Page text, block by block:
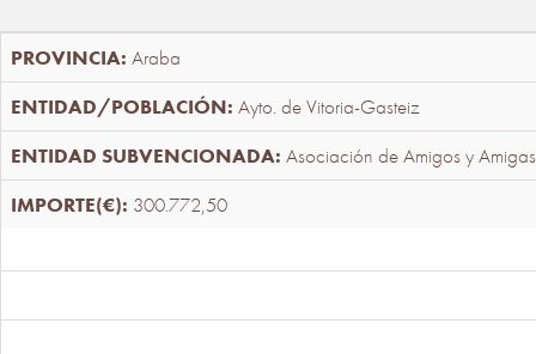
Araba
Ayto. de Vitoria-Gasteiz
Asociación de Amigos y
300.772,50